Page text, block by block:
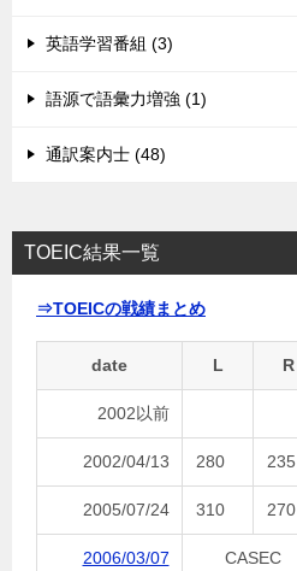
英語学習番組 (3)
語源で語彙力増強 (1)
通訳案内士 (48)
TOEIC結果一覧
⇒TOEICの戦績まとめ
date L R
2002以前
2002/04/13 280 235
2005/07/24 310 270
2006/03/07 CASEC